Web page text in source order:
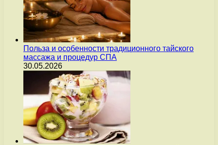
Польза и особенности традиционного тайского
массажа и процедур СПА
30.05.2026